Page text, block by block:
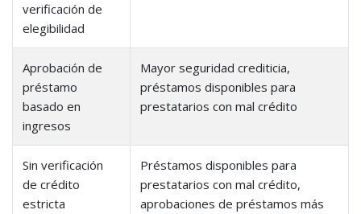
verificación de
elegibilidad
Aprobación de
préstamo
basado en
ingresos
Mayor seguridad crediticia,
préstamos disponibles para
prestatarios con mal crédito
Sin verificación
de crédito
estricta
Préstamos disponibles para
prestatarios con mal crédito,
aprobaciones de préstamos más